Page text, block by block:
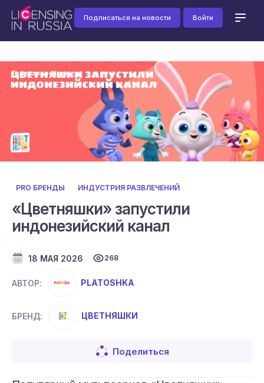
Подписаться на новости Войти
Главная Новости
PRO БРЕНДЫ ИНДУСТРИЯ РАЗВЛЕЧЕНИЙ
«Цветняшки» запустили
индонезийский канал
18 МАЯ 2026 268
АВТОР: PLATOSHKA
БРЕНД: ЦВЕТНЯШКИ
Поделиться